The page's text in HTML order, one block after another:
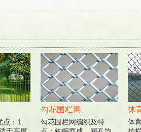
：1.
勾花围栏网
勾花围栏网编织及特
体
体育